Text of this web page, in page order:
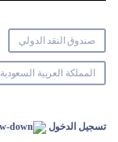
صندوق النقد الدولي
المملكة العربية السعودية
تسجيل الدخول